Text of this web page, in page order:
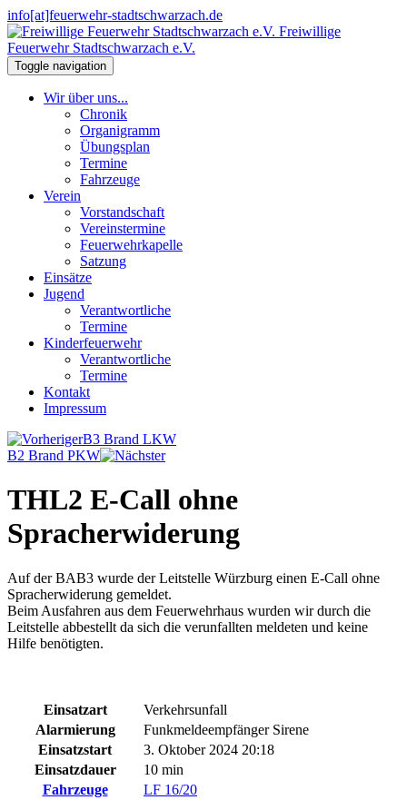
info[at]feuerwehr-stadtschwarzach.de
Freiwillige
Feuerwehr Stadtschwarzach e.V.
Toggle navigation
Wir über uns...
Chronik
Organigramm
Übungsplan
Termine
Fahrzeuge
Verein
Vorstandschaft
Vereinstermine
Feuerwehrkapelle
Satzung
Einsätze
Jugend
Verantwortliche
Termine
Kinderfeuerwehr
Verantwortliche
Termine
Kontakt
Impressum
B3 Brand LKW
B2 Brand PKW
THL2 E-Call ohne
Spracherwiderung
Auf der BAB3 wurde der Leitstelle Würzburg einen E-Call ohne
Spracherwiderung gemeldet.
Beim Ausfahren aus dem Feuerwehrhaus wurden wir durch die
Leitstelle abbestellt da sich die verunfallten meldeten und keine
Hilfe benötigten.
Einsatzart
Verkehrsunfall
Alarmierung
Funkmeldeempfänger Sirene
Einsatzstart
3. Oktober 2024 20:18
Einsatzdauer
10 min
Fahrzeuge
LF 16/20